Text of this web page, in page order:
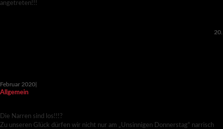
angetreten!!!
20.
Februar 2020
Allgemein
Die Narren sind los!!!?
Zu unseren Glück dürfen wir nicht nur am „Unsinnigen Donnerstag“ narrisch